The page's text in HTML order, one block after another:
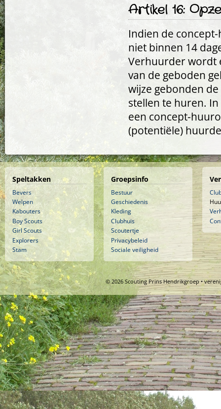
Artikel 16:
Indien de
niet binnen 14
Verhuurder wordt
van de geboden
wijze gebonden
stellen te huren.
een concept-
(potentiële)
Speltakken
Bevers
Welpen
Kabouters
Boy Scouts
Girl Scouts
Explorers
Stam
Groepsinfo
Bestuur
Geschiedenis
Kleding
Clubhuis
Scoutertje
Privacybeleid
Sociale veiligheid
© 2026 Scouting Prins Hendrikgroep •